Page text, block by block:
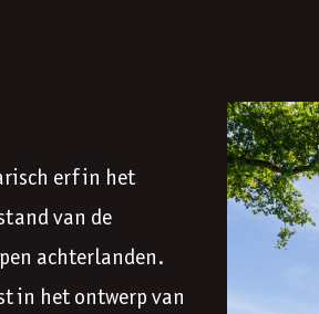
erf in het
van de
achterlanden.
in het ontwerp van